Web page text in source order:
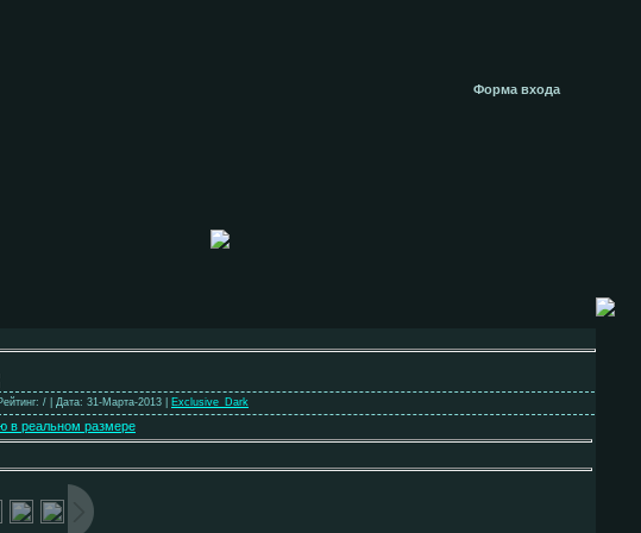
Форма входа
/ | Дата: 31-Марта-2013 | Exclusive_Dark
в реальном размере